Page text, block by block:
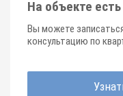
На объекте
Вы можете
консультацию по